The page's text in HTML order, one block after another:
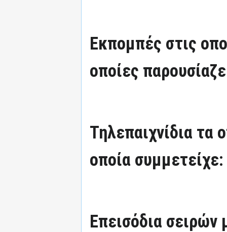
Εκπομπές στις
οποίες
Τηλεπαιχνίδια τα
οποία συμμετείχε:
Επεισόδια